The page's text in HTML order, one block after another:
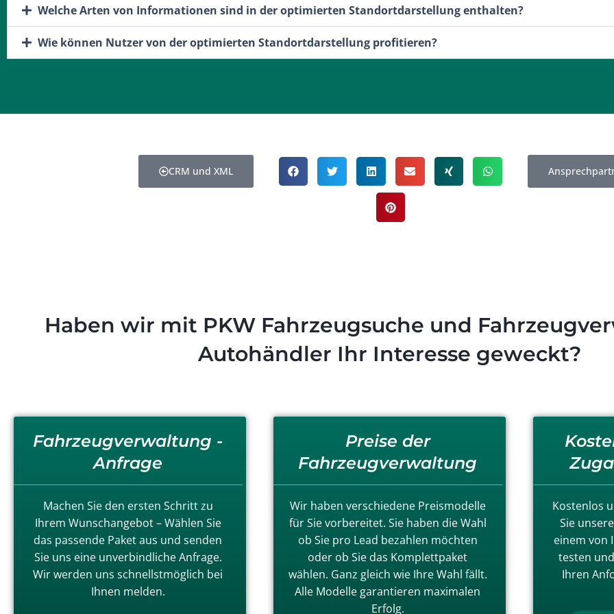
Welche Arten von Informationen sind in der optimierten Standortdarstellung enthalten?
Wie können Nutzer von der optimierten Standortdarstellung profitieren?
CRM und XML
Haben wir mit PKW Fahrzeugsuche und
Autohändler Ihr Interesse geweckt?
Fahrzeugverwaltung -
Anfrage
Machen Sie den ersten Schritt zu
Ihrem Wunschangebot – Wählen Sie
das passende Paket aus und senden
Sie uns eine unverbindliche Anfrage.
Wir werden uns schnellstmöglich bei
Ihnen melden.
Preise der
Fahrzeugverwaltung
Wir haben verschiedene Preismodelle
für Sie vorbereitet. Sie haben die Wahl
ob Sie pro Lead bezahlen möchten
oder ob Sie das Komplettpaket
wählen. Ganz gleich wie Ihre Wahl fällt.
Alle Modelle garantieren maximalen
Erfolg.
Kostenlos
Sie
einem von
testen
Ihren